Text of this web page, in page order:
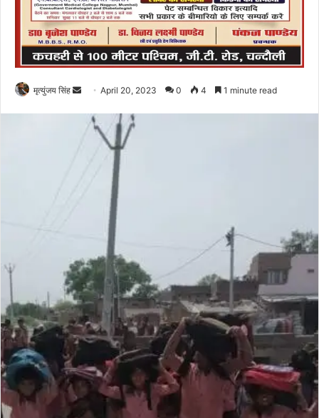
मृत्युंजय सिंह
Send
email
April 20, 2023 0 4 1 minute read